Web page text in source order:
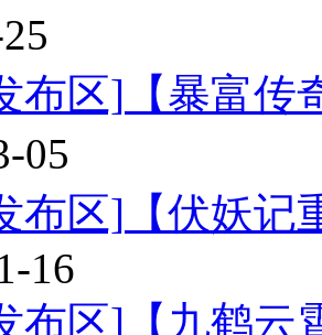
布区] 【暴富
05
布区] 【伏妖
16
布区] 【九鹤